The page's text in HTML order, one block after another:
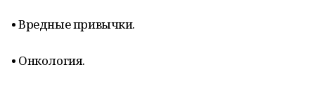
• Вредные привычки.
• Онкология.